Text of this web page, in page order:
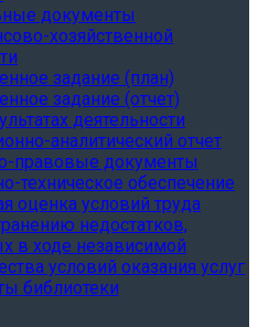
документы
хозяйственной
задание (план)
задание (отчет)
деятельности
аналитический отчет
правовые документы
техническое обеспечение
оценка условий труда
недостатков,
в ходе независимой
условий оказания услуг
библиотеки